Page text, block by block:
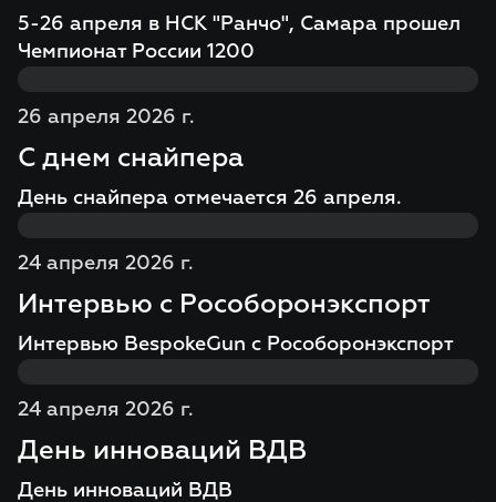
5-26 апреля в НСК "Ранчо", Самара прошел
Чемпионат России 1200
26 апреля 2026 г.
С днем снайпера
День снайпера отмечается 26 апреля.
24 апреля 2026 г.
Интервью с Рособоронэкспорт
Интервью BespokeGun с Рособоронэкспорт
24 апреля 2026 г.
День инноваций ВДВ
День инноваций ВДВ